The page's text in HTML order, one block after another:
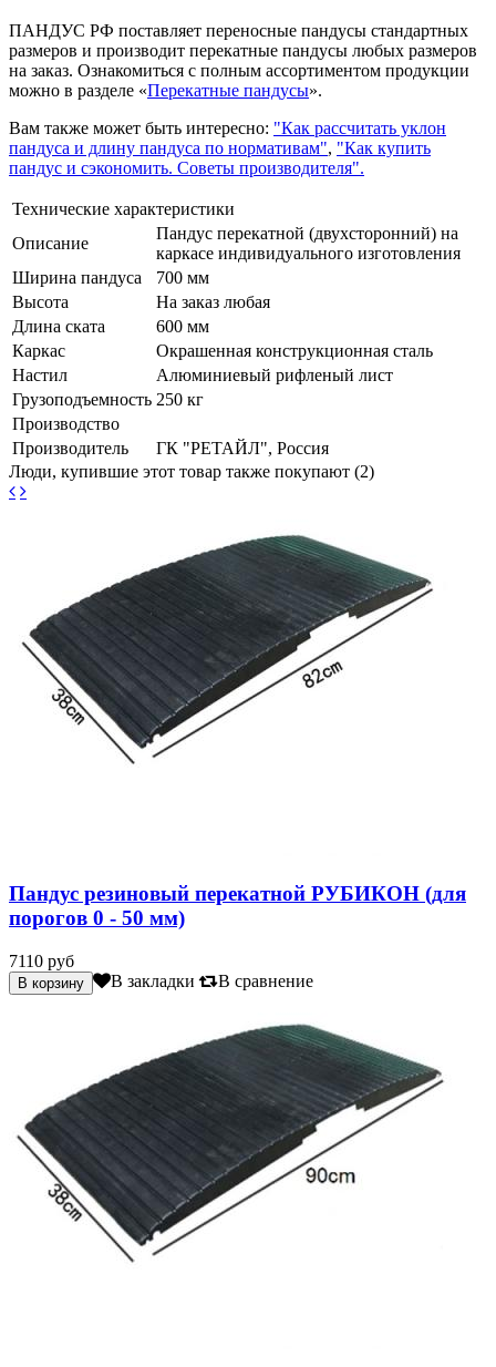
ПАНДУС РФ поставляет переносные пандусы стандартных
размеров и производит перекатные пандусы любых размеров
на заказ. Ознакомиться с полным ассортиментом продукции
можно в разделе «Перекатные пандусы».
Вам также может быть интересно: "Как рассчитать уклон
пандуса и длину пандуса по нормативам", "Как купить
пандус и сэкономить. Советы производителя".
Технические характеристики
Описание
Пандус перекатной (двухсторонний) на
каркасе индивидуального изготовления
Ширина пандуса
700 мм
Высота
На заказ любая
Длина ската
600 мм
Каркас
Окрашенная конструкционная сталь
Настил
Алюминиевый рифленый лист
Грузоподъемность 250 кг
Производство
Производитель
ГК "РЕТАЙЛ", Россия
Люди, купившие этот товар также покупают (2)
Пандус резиновый перекатной РУБИКОН (для
порогов 0 - 50 мм)
7110 руб
В закладки В сравнение